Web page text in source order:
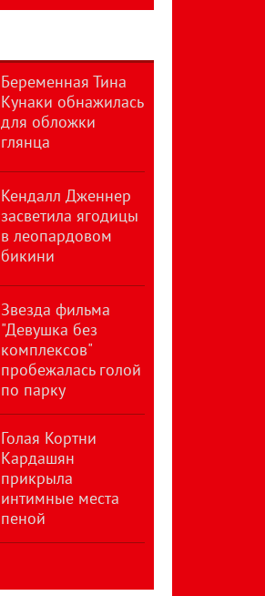
Беременная Тина
Кунаки обнажилась
для обложки
глянца
Кендалл Дженнер
засветила ягодицы
в леопардовом
бикини
Звезда фильма
"Девушка без
комплексов"
пробежалась голой
по парку
Голая Кортни
Кардашян
прикрыла
интимные места
пеной